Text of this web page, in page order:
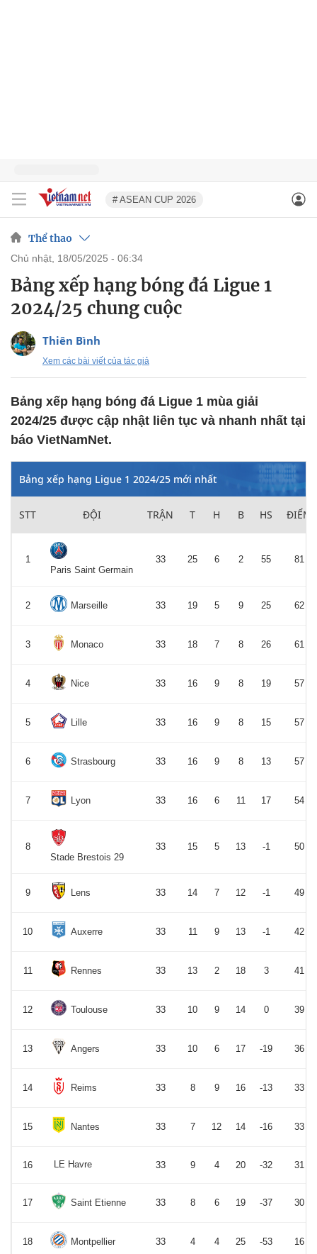
# ASEAN CUP 2026
Thể thao
chủ nhật, 18/05/2025 - 06:34
Bảng xếp hạng bóng đá Ligue 1
2024/25 chung cuộc
Thiên Bình
Xem các bài viết của tác giả
Bảng xếp hạng bóng đá Ligue 1 mùa giải
2024/25 được cập nhật liên tục và nhanh nhất tại
báo VietNamNet.
Bảng xếp hạng Ligue 1 2024/25 mới nhất
STT ĐỘI TRẬN T H B HS ĐIỂM
1
Paris Saint Germain
33 25 6 2 55 81
2 Marseille 33 19 5 9 25 62
3 Monaco 33 18 7 8 26 61
4 Nice 33 16 9 8 19 57
5 Lille 33 16 9 8 15 57
6 Strasbourg 33 16 9 8 13 57
7 Lyon 33 16 6 11 17 54
8
Stade Brestois 29
33 15 5 13 -1 50
9 Lens 33 14 7 12 -1 49
10 Auxerre 33 11 9 13 -1 42
11 Rennes 33 13 2 18 3 41
12 Toulouse 33 10 9 14 0 39
13 Angers 33 10 6 17 -19 36
14 Reims 33 8 9 16 -13 33
15 Nantes 33 7 12 14 -16 33
16 LE Havre 33 9 4 20 -32 31
17 Saint Etienne 33 8 6 19 -37 30
18 Montpellier 33 4 4 25 -53 16